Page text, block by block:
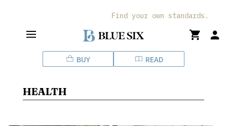
Find your own standards.
BUY READ
HEALTH